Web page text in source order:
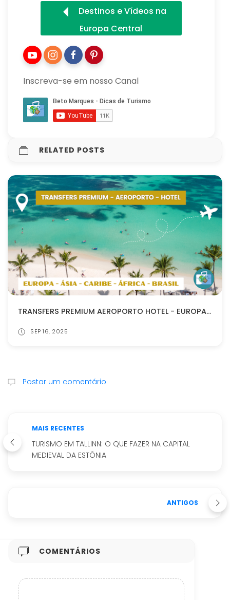
Destinos e Vídeos na
Europa Central
Inscreva-se em nosso Canal
RELATED POSTS
TRANSFERS PREMIUM AEROPORTO HOTEL - EUROPA - CARIBE - ÁSIA - BRASIL
SEP 16, 2025
Postar um comentário
MAIS RECENTES
TURISMO EM TALLINN: O QUE FAZER NA CAPITAL
MEDIEVAL DA ESTÔNIA
ANTIGOS
COMENTÁRIOS